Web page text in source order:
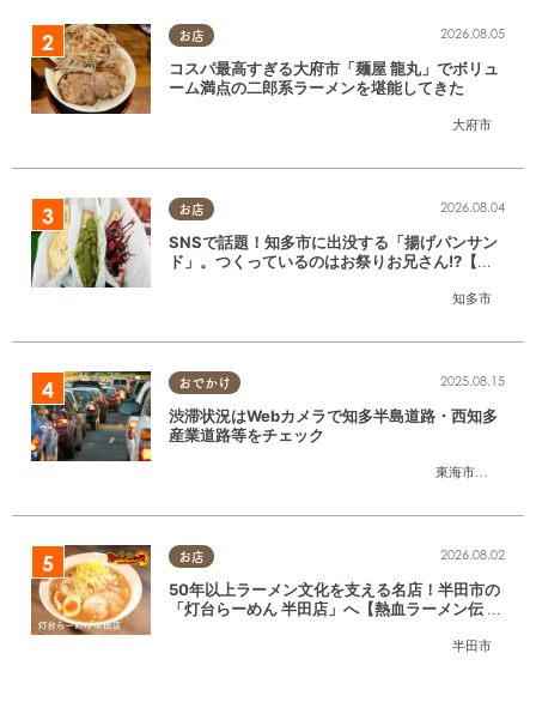
お店
大府市
2026.08.05
コスパ最高すぎる大府市「麺屋 龍丸」でボリュ
ーム満点の二郎系ラーメンを堪能してきた
お店
知多市
2026.08.04
SNSで話題！知多市に出没する「揚げパンサン
ド」。つくっているのはお祭りお兄さん!?【ち
おでかけ
東海市
,大府市
2025.08.15
渋滞状況はWebカメラで知多半島道路・西知多
産業道路等をチェック
お店
半田市
2026.08.02
50年以上ラーメン文化を支える名店！半田市の
「灯台らーめん 半田店」へ【熱血ラーメン伝 8